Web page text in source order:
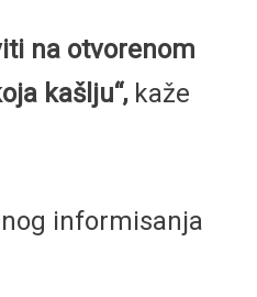
na otvorenom
kašlju“, kaže
informisanja